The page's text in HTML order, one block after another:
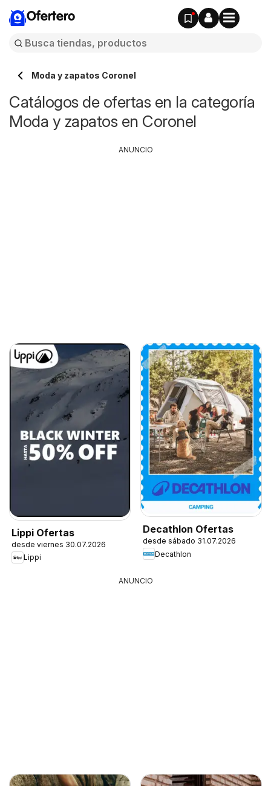
Ofertero
Moda y zapatos Coronel
Catálogos de ofertas en la categoría
Moda y zapatos en Coronel
Lippi Ofertas
desde viernes 30.07.2026
Lippi
Decathlon Ofertas
desde sábado 31.07.2026
Decathlon
ANUNCIO
ANUNCIO